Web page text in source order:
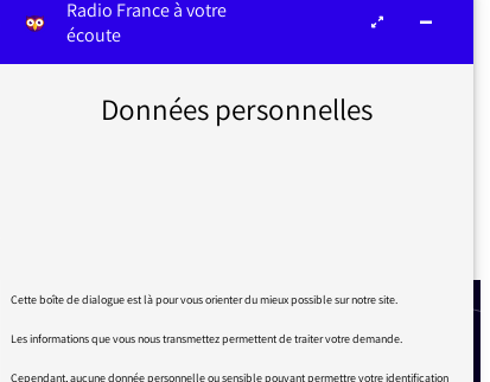
Radio France à votre
écoute
Données personnelles
Cette boîte de dialogue est là pour vous orienter du mieux possible sur notre site.
Les informations que vous nous transmettez permettent de traiter votre demande.
Cependant, aucune donnée personnelle ou sensible pouvant permettre votre identification